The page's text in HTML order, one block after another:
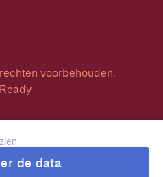
de data
voorbehouden.